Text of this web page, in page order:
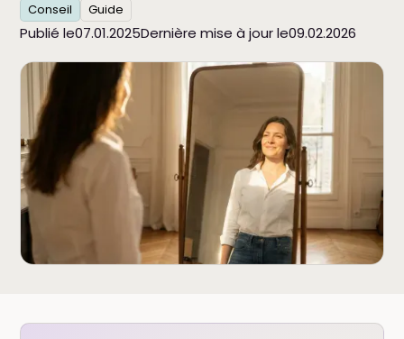
Conseil Guide
Publié le07.01.2025Dernière mise à jour le09.02.2026